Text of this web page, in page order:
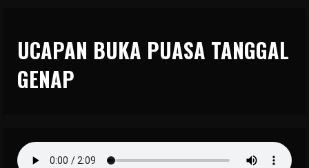
UCAPAN BUKA PUASA TANGGAL
GENAP